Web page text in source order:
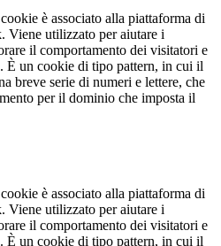
è associato alla piattaforma di
Viene utilizzato per aiutare i
il comportamento dei visitatori e
È un cookie di tipo pattern, in cui il
breve serie di numeri e lettere, che
per il dominio che imposta il
è associato alla piattaforma di
Viene utilizzato per aiutare i
il comportamento dei visitatori e
È un cookie di tipo pattern, in cui il